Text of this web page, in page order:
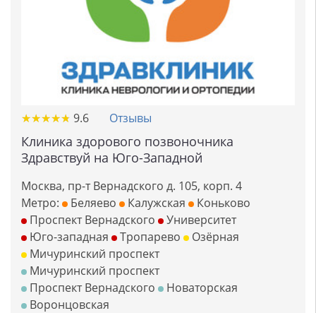
★★★★★
★★★★★ 9.6 Отзывы
Клиника здорового позвоночника
Здравствуй на Юго-Западной
Москва, пр-т Вернадского д. 105, корп. 4
Метро:
Беляево Калужская
Коньково
Проспект Вернадского
Университет
Юго-западная
Тропарево
Озёрная
Мичуринский проспект
Мичуринский проспект
Проспект Вернадского
Новаторская
Воронцовская